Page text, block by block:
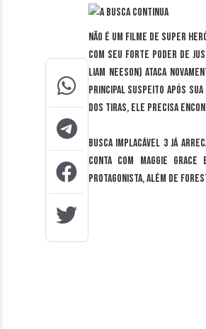
Não é um filme de super
Com seu forte poder de
Liam Neeson) ataca
principal suspeito após sua
dos tiras, ele precisa
Busca Implacável 3 já
conta com Maggie
protagonista, além de